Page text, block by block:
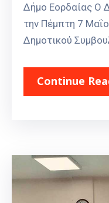
Δήμο Εορδαίας Ο
την Πέμπτη 7
Δημοτικού
Continue